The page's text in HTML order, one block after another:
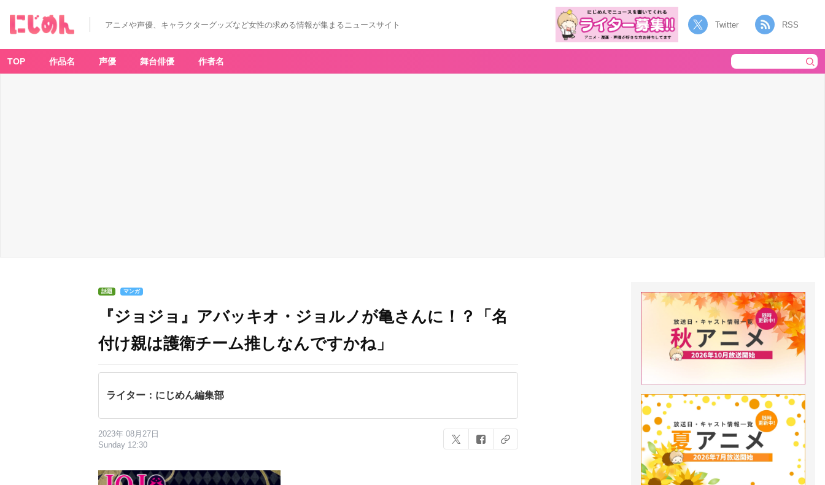
アニメや声優、キャラクターグッズなど女性の求める情報が集まるニュースサイト Twitter RSS
TOP 作品名 声優 舞台俳優 作者名
話題 マンガ
『ジョジョ』アバッキオ・ジョルノが亀さんに！？「名
付け親は護衛チーム推しなんですかね」
ライター：にじめん編集部
2023年 08月27日
Sunday 12:30